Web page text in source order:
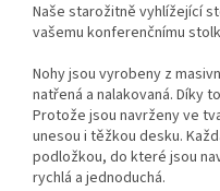
Naše starožitně vyhlížející
vašemu konferenčnímu
Nohy jsou vyrobeny z
natřená a nalakovaná. Díky
Protože jsou navrženy ve
unesou i těžkou desku.
podložkou, do které jsou
rychlá a jednoduchá.